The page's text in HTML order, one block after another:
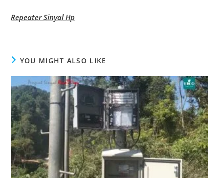
Repeater Sinyal Hp
YOU MIGHT ALSO LIKE